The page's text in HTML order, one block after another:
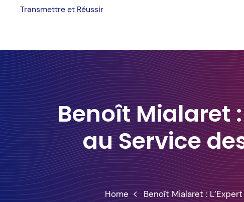
Transmettre et Réussir
Benoît Mialaret
au Service
Home Benoît Mialaret :